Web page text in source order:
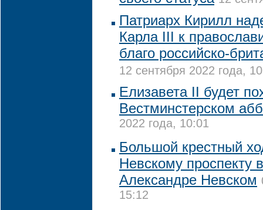
Патриарх Кирилл
Карла III к
благо российско-
12 сентября 2022 года,
Елизавета II будет
Вестминстерском
2022 года, 10:01
Большой крестный
Невскому проспекту
Александре Невском
15:12